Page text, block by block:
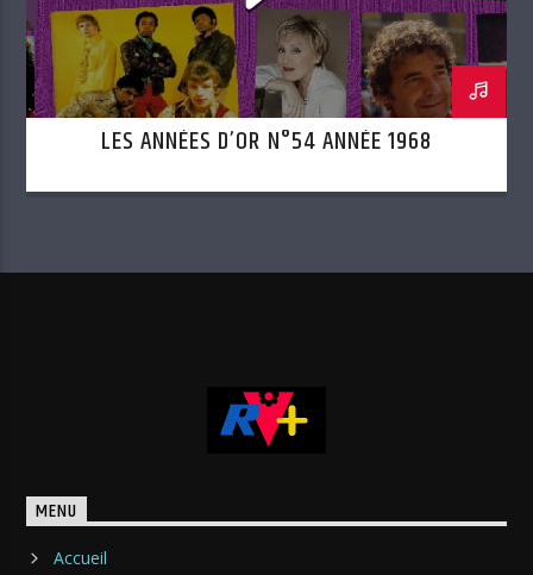
LES ANNÉES D’OR N°54 ANNÉE 1968
MENU
Accueil